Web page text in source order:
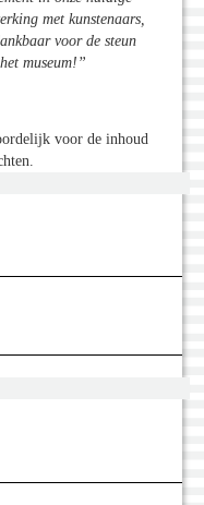
met kunstenaars,
voor de steun
museum!”
voor de inhoud